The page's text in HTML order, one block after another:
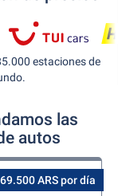
estaciones de
las
autos
ARS por día